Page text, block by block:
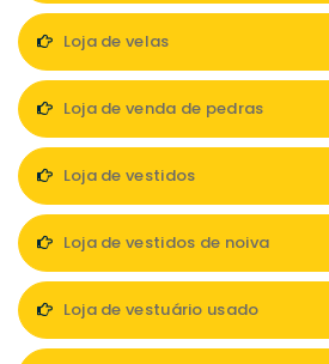
Loja de velas
Loja de venda de pedras
Loja de vestidos
Loja de vestidos de noiva
Loja de vestuário usado